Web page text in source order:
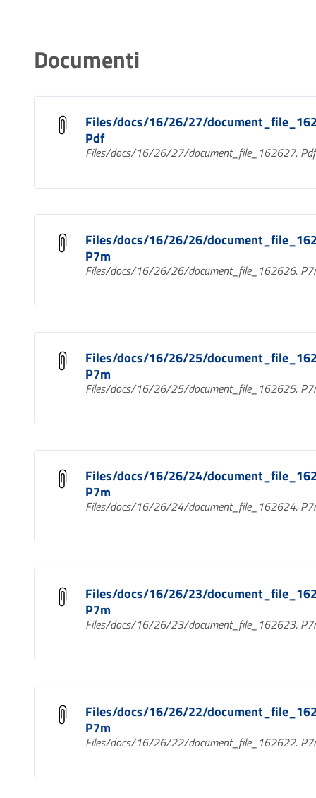
Documenti
Files/docs/16/26/27/
Pdf
Files/docs/16/26/27/document_file_162627. Pdf
Files/docs/16/26/26/
P7m
Files/docs/16/26/26/document_file_162626.
Files/docs/16/26/25/
P7m
Files/docs/16/26/25/document_file_162625.
Files/docs/16/26/24/
P7m
Files/docs/16/26/24/document_file_162624.
Files/docs/16/26/23/
P7m
Files/docs/16/26/23/document_file_162623.
Files/docs/16/26/22/
P7m
Files/docs/16/26/22/document_file_162622.